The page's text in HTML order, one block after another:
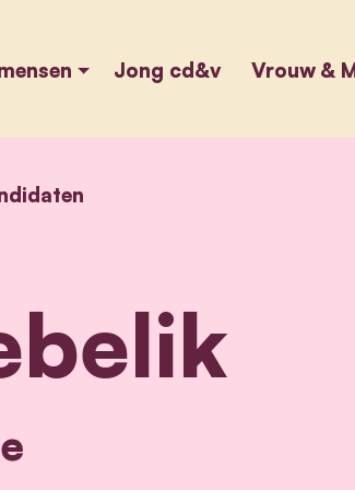
Jong cd&v Vrouw &